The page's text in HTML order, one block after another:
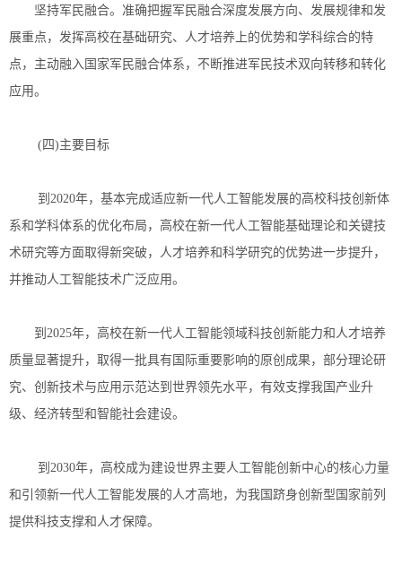
坚持军民融合。准确把握军民融合深度发展方向、发展规律和发
展重点，发挥高校在基础研究、人才培养上的优势和学科综合的特
点，主动融入国家军民融合体系，不断推进军民技术双向转移和转化
应用。
(四)主要目标
到2020年，基本完成适应新一代人工智能发展的高校科技创新体
系和学科体系的优化布局，高校在新一代人工智能基础理论和关键技
术研究等方面取得新突破，人才培养和科学研究的优势进一步提升，
并推动人工智能技术广泛应用。
到2025年，高校在新一代人工智能领域科技创新能力和人才培养
质量显著提升，取得一批具有国际重要影响的原创成果，部分理论研
究、创新技术与应用示范达到世界领先水平，有效支撑我国产业升
级、经济转型和智能社会建设。
到2030年，高校成为建设世界主要人工智能创新中心的核心力量
和引领新一代人工智能发展的人才高地，为我国跻身创新型国家前列
提供科技支撑和人才保障。